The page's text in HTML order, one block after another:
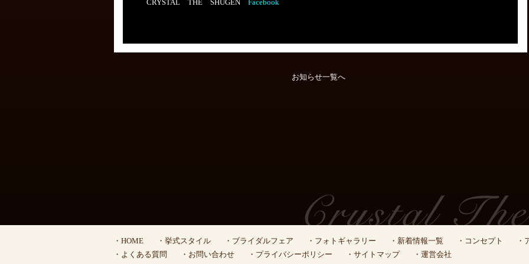
CRYSTAL THE SHUGEN Facebook
お知らせ一覧へ
・HOME ・挙式スタイル ・ブライダルフェア ・フォトギャラリー ・新着情報一覧 ・コンセプト
・
・よくある質問
・お問い合わせ ・プライバシーポリシー ・サイトマップ ・運営会社